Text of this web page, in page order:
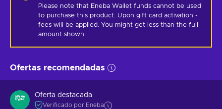
Please note that Eneba Wallet funds cannot be used
to purchase this product. Upon gift card activation -
fees will be applied. You might get less than the full
amount shown.
Ofertas recomendadas
Oferta destacada
Verificado por Eneba